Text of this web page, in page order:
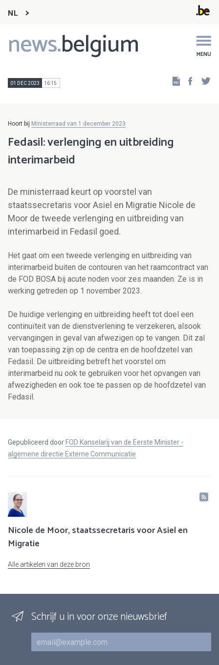
NL
news.belgium MENU
Main
navigation
01 DEC 2023 16:15
Hoort bij Ministerraad van 1 december 2023
Fedasil: verlenging en uitbreiding
interimarbeid
De ministerraad keurt op voorstel van
staatssecretaris voor Asiel en Migratie Nicole de
Moor de tweede verlenging en uitbreiding van
interimarbeid in Fedasil goed.
Het gaat om een tweede verlenging en uitbreiding van
interimarbeid buiten de contouren van het raamcontract van
de FOD BOSA bij acute noden voor zes maanden. Ze is in
werking getreden op 1 november 2023.
De huidige verlenging en uitbreiding heeft tot doel een
continuïteit van de dienstverlening te verzekeren, alsook
vervangingen in geval van afwezigen op te vangen. Dit zal
van toepassing zijn op de centra en de hoofdzetel van
Fedasil. De uitbreiding betreft het voorstel om
interimarbeid nu ook te gebruiken voor het opvangen van
afwezigheden en ook toe te passen op de hoofdzetel van
Fedasil.
Gepubliceerd door FOD Kanselarij van de Eerste Minister -
algemene directie Externe Communicatie
Nicole de Moor, staatssecretaris voor Asiel en
Migratie
Alle artikelen van deze bron
Schrijf u in voor onze nieuwsbrief
E-mail